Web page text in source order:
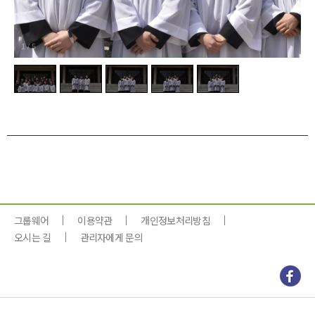
1/5
그룹웨어 이용약관
개인정보처리방침
오시는 길
관리자에게 문의